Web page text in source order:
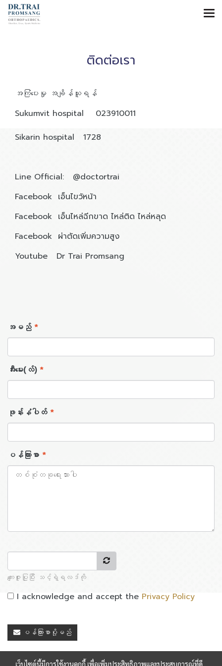
ติดต่อเรา
အကြံပေးမှု အချိန်ယူရန်
Sukumvit hospital 023910011
Sikarin hospital 1728
Line Official: @doctortrai
Facebook เอ็นไขว้หน้า
Facebook เอ็นไหล่ฉีกขาด ไหล่ติด ไหล่หลุด
Facebook ผ่าตัดเพิ่มความสูง
Youtube Dr Trai Promsang
အမည်*
အီးမေး(လ်)*
ဖုန်းနံပါတ်*
ပန်ကြားစာ *
ကျေးဇူးပြုပြီး သင့်ရဲ့ရလဒ်ကို
I acknowledge and accept the Privacy Policy
ပန်ကြားစာပို့မည်
เว็บไซต์นี้มีการใช้งานคุกกี้ เพื่อเพิ่มประสิทธิภาพและประสบการณ์ที่ดี